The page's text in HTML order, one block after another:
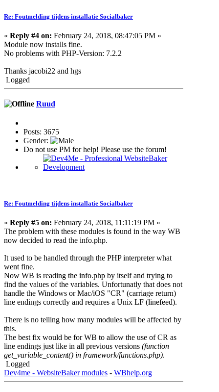
Re: Foutmelding tijdens installatie Socialbaker
« Reply #4 on: February 24, 2018, 08:47:05 PM »
Module now installs fine.
No problems with PHP-Version: 7.2.2
Thanks jacobi22 and hgs
Logged
Ruud
Posts: 3675
Gender:
Do not use PM for help! Please use the forum!
Re: Foutmelding tijdens installatie Socialbaker
« Reply #5 on: February 24, 2018, 11:11:19 PM »
The problem with these modules is found in the way WB
now decided to read the info.php.
It used to be handled through the PHP interpreter what
went fine.
Now WB is reading the info.php by itself and trying to
find the values of the variables. Unfortunatly that does not
handle the Windows or Mac/iOS "CR" (carriage return)
line endings correctly and requires a Unix LF (linefeed).
There is no telling how many modules will be affected by
this.
The best fix would be for WB to allow the use of CR as
line endings just like in all previous versions (function
get_variable_content() in framework/functions.php).
Logged
Dev4me - WebsiteBaker modules - WBhelp.org